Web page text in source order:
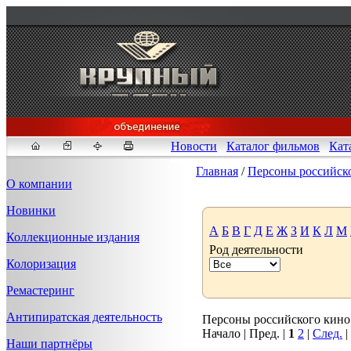
Новости Каталог фильмов
О компании
Новинки
Коллекционные издания
Колоризация
Ремастеринг
Антипиратская деятельность
Наши партнёры
Fakeidlist -
Здесь, вhttps://
стандартам. Если мы
продавца ID, пока все
Главная /Персоны
А Б В Г Д Е Ж З И К Л М
Род деятельности
Персоны российского
Начало | Пред. | 1 2 | След. |